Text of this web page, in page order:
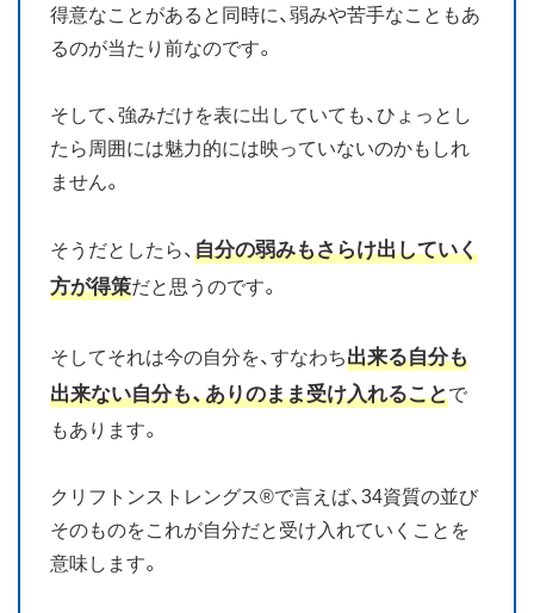
得意なことがあると同時に、弱みや苦手なこともあ
るのが当たり前なのです。
そして、強みだけを表に出していても、ひょっとし
たら周囲には魅力的には映っていないのかもしれ
ません。
そうだとしたら、自分の弱みもさらけ出していく
方が得策だと思うのです。
そしてそれは今の自分を、すなわち出来る自分も
出来ない自分も、ありのまま受け入れることで
もあります。
クリフトンストレングス®で言えば、34資質の並び
そのものをこれが自分だと受け入れていくことを
意味します。